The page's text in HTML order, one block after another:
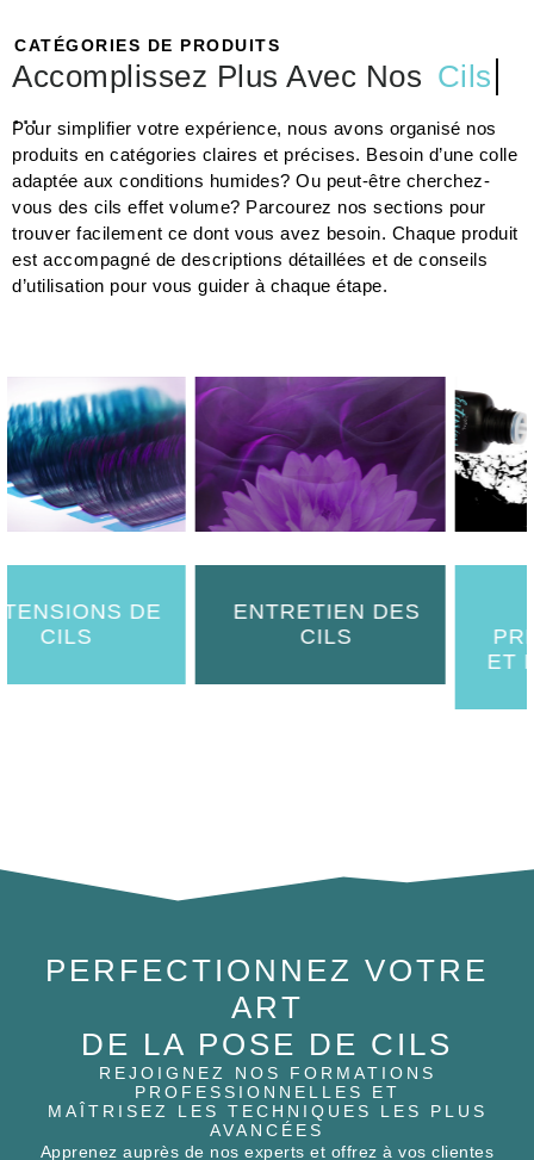
CATÉGORIES DE PRODUITS
Accomplissez Plus Avec Nos Cils
Pour simplifier votre expérience, nous avons organisé nos
produits en catégories claires et précises. Besoin d’une colle
adaptée aux conditions humides? Ou peut-être cherchez-
vous des cils effet volume? Parcourez nos sections pour
trouver facilement ce dont vous avez besoin. Chaque produit
est accompagné de descriptions détaillées et de conseils
d’utilisation pour vous guider à chaque étape.
ET
ART
DE LA POSE DE CILS
REJOIGNEZ NOS FORMATIONS
PROFESSIONNELLES ET
MAÎTRISEZ LES TECHNIQUES LES PLUS
AVANCÉES
Apprenez auprès de nos experts et offrez à vos clientes
des résultats dignes des meilleurs salons. Nos